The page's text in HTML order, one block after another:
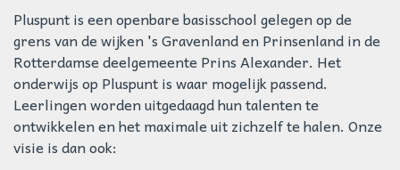
Pluspunt is een openbare basisschool gelegen op de
grens van de wijken 's Gravenland en Prinsenland in de
Rotterdamse deelgemeente Prins Alexander. Het
onderwijs op Pluspunt is waar mogelijk passend.
Leerlingen worden uitgedaagd hun talenten te
ontwikkelen en het maximale uit zichzelf te halen. Onze
visie is dan ook: